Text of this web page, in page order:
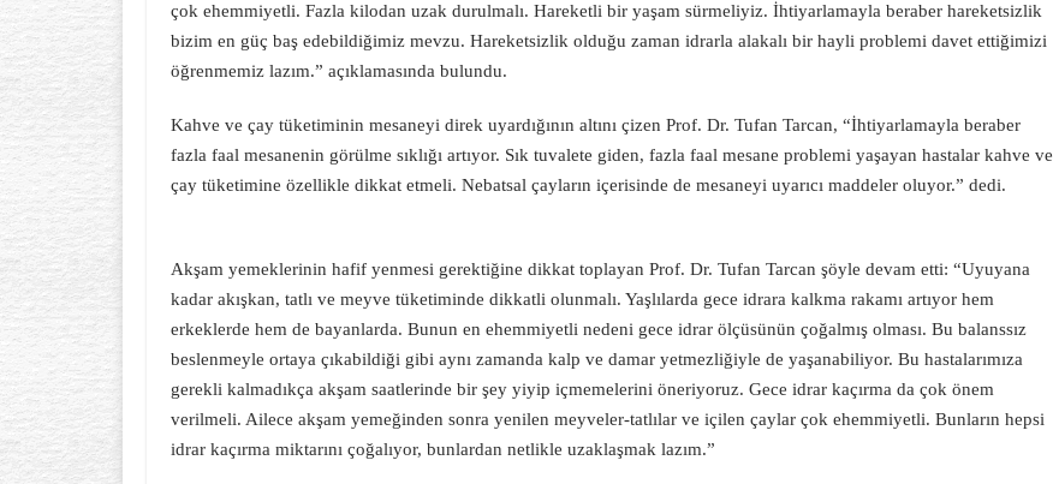
çok ehemmiyetli. Fazla kilodan uzak durulmalı. Hareketli bir yaşam sürmeliyiz. İhtiyarlamayla beraber hareketsizlik
bizim en güç baş edebildiğimiz mevzu. Hareketsizlik olduğu zaman idrarla alakalı bir hayli problemi davet ettiğimizi
öğrenmemiz lazım.” açıklamasında bulundu.
Kahve ve çay tüketiminin mesaneyi direk uyardığının altını çizen Prof. Dr. Tufan Tarcan, “İhtiyarlamayla beraber
fazla faal mesanenin görülme sıklığı artıyor. Sık tuvalete giden, fazla faal mesane problemi yaşayan hastalar kahve ve
çay tüketimine özellikle dikkat etmeli. Nebatsal çayların içerisinde de mesaneyi uyarıcı maddeler oluyor.” dedi.
Akşam yemeklerinin hafif yenmesi gerektiğine dikkat toplayan Prof. Dr. Tufan Tarcan şöyle devam etti: “Uyuyana
kadar akışkan, tatlı ve meyve tüketiminde dikkatli olunmalı. Yaşlılarda gece idrara kalkma rakamı artıyor hem
erkeklerde hem de bayanlarda. Bunun en ehemmiyetli nedeni gece idrar ölçüsünün çoğalmış olması. Bu balanssız
beslenmeyle ortaya çıkabildiği gibi aynı zamanda kalp ve damar yetmezliğiyle de yaşanabiliyor. Bu hastalarımıza
gerekli kalmadıkça akşam saatlerinde bir şey yiyip içmemelerini öneriyoruz. Gece idrar kaçırma da çok önem
verilmeli. Ailece akşam yemeğinden sonra yenilen meyveler-tatlılar ve içilen çaylar çok ehemmiyetli. Bunların hepsi
idrar kaçırma miktarını çoğalıyor, bunlardan netlikle uzaklaşmak lazım.”